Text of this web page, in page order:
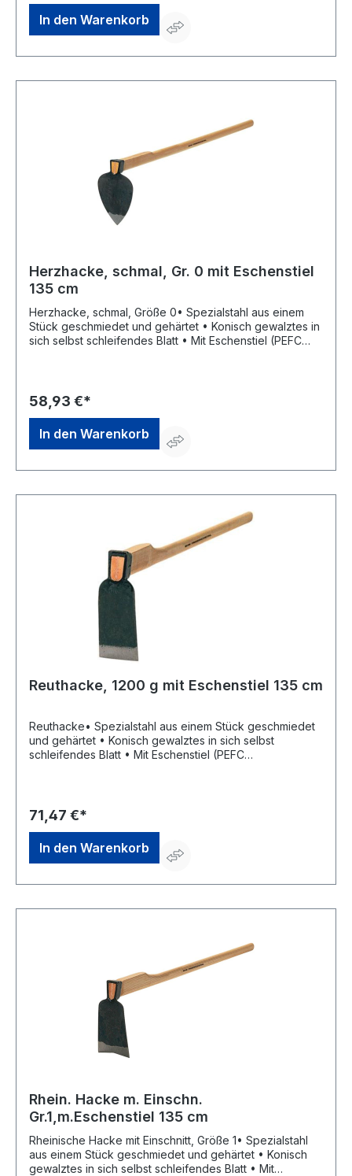
In den Warenkorb
Herzhacke, schmal, Gr. 0 mit Eschenstiel
135 cm
Herzhacke, schmal, Größe 0• Spezialstahl aus einem
Stück geschmiedet und gehärtet • Konisch gewalztes in
sich selbst schleifendes Blatt • Mit Eschenstiel (PEFC
58,93 €*
In den Warenkorb
Reuthacke, 1200 g mit Eschenstiel 135 cm
Reuthacke• Spezialstahl aus einem Stück geschmiedet
und gehärtet • Konisch gewalztes in sich selbst
schleifendes Blatt • Mit Eschenstiel (PEFC
71,47 €*
In den Warenkorb
Rhein. Hacke m. Einschn.
Gr.1,m.Eschenstiel 135 cm
Rheinische Hacke mit Einschnitt, Größe 1• Spezialstahl
aus einem Stück geschmiedet und gehärtet • Konisch
gewalztes in sich selbst schleifendes Blatt • Mit